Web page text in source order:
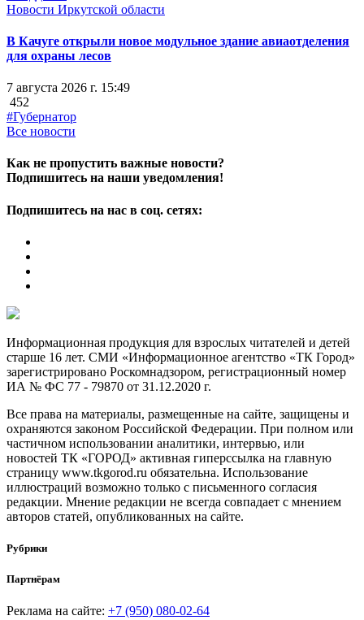
Новости Иркутской области
В Качуге открыли новое модульное здание авиаотделения
для охраны лесов
7 августа 2026 г. 15:49
452
#Губернатор
Все новости
Как не пропустить важные новости?
Подпишитесь на наши уведомления!
Подпишитесь на нас в соц. сетях:
Информационная продукция для взрослых читателей и детей
старше 16 лет. СМИ «Информационное агентство «ТК Город»
зарегистрировано Роскомнадзором, регистрационный номер
ИА № ФС 77 - 79870 от 31.12.2020 г.
Все права на материалы, размещенные на сайте, защищены и
охраняются законом Российской Федерации. При полном или
частичном использовании аналитики, интервью, или
новостей ТК «ГОРОД» активная гиперссылка на главную
страницу www.tkgorod.ru обязательна. Использование
иллюстраций возможно только с письменного согласия
редакции. Мнение редакции не всегда совпадает с мнением
авторов статей, опубликованных на сайте.
Рубрики
Партнёрам
Реклама на сайте: +7 (950) 080-02-64